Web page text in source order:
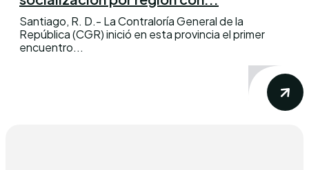
Santiago, R. D.- La Contraloría General de la
República (CGR) inició en esta provincia el primer
encuentro...